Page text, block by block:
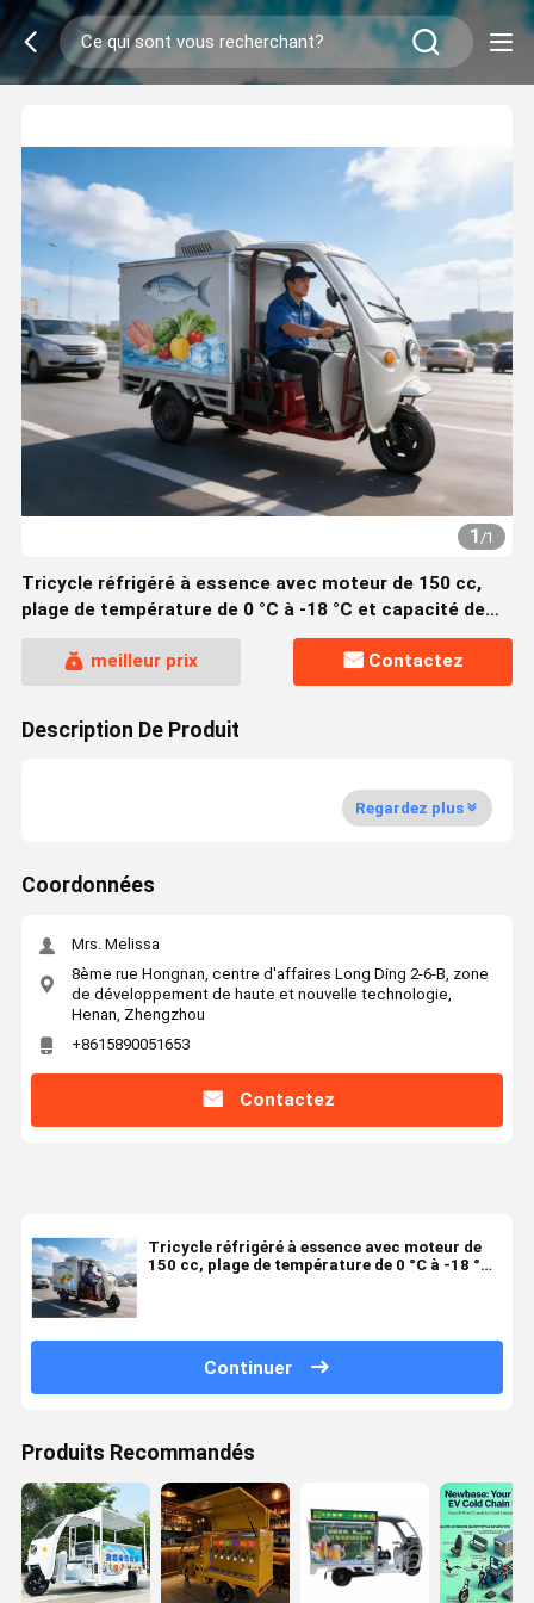
1/1
Tricycle réfrigéré à essence avec moteur de 150 cc,
plage de température de 0 °C à -18 °C et capacité de
chargement de 970 L pour la logistique de la chaîne du
meilleur prix Contactez
Description De Produit
Regardez plus
Coordonnées
Mrs. Melissa
8ème rue Hongnan, centre d'affaires Long Ding 2-6-B, zone
de développement de haute et nouvelle technologie,
Henan, Zhengzhou
+8615890051653
Contactez
Tricycle réfrigéré à essence avec moteur de
150 cc, plage de température de 0 °C à -18 °C
Continuer
Produits Recommandés